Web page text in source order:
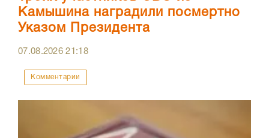
Камышина наградили посмертно
Указом Президента
07.08.202621:18
Комментарии